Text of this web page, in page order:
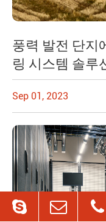
풍력 발전 단지
링 시스템 솔루
Sep 01, 2023